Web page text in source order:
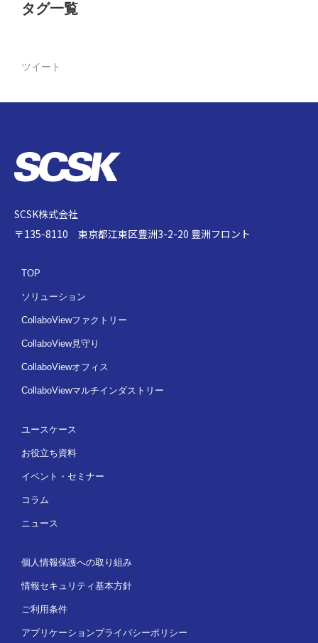
タグ一覧
ツイート
SCSK株式会社
〒135-8110 東京都江東区豊洲3-2-20 豊洲フロント
TOP
ソリューション
CollaboViewファクトリー
CollaboView見守り
CollaboViewオフィス
CollaboViewマルチインダストリー
ユースケース
お役立ち資料
イベント・セミナー
コラム
ニュース
個人情報保護への取り組み
情報セキュリティ基本方針
ご利用条件
アプリケーションプライバシーポリシー